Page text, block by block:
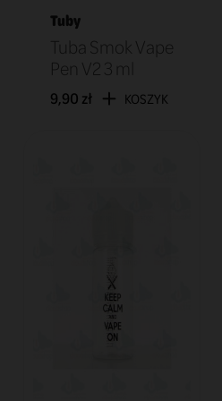
Tuby
Tuba Smok Vape
Pen V2 3 ml
9,90 zł KOSZYK